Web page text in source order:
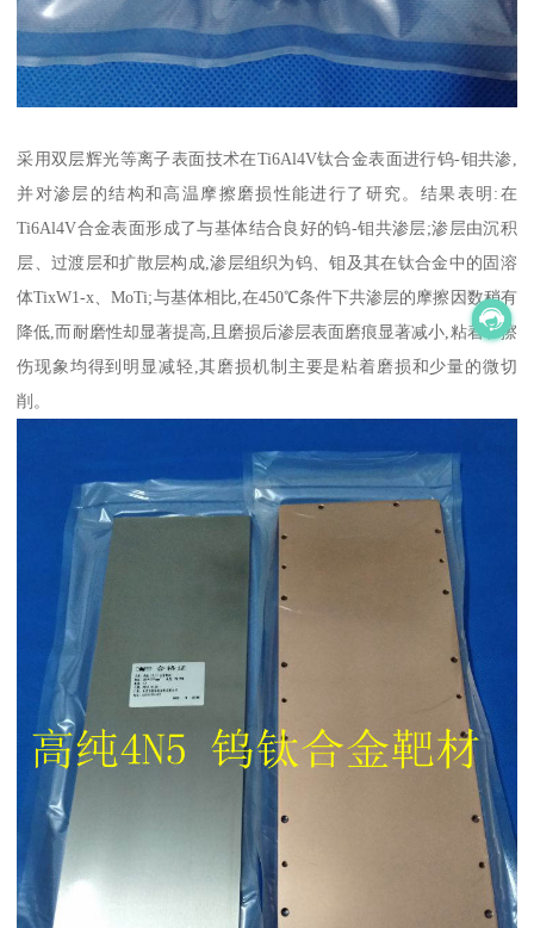
采用双层辉光等离子表面技术在Ti6Al4V钛合金表面进行钨-钼共渗,
并对渗层的结构和高温摩擦磨损性能进行了研究。结果表明:在
Ti6Al4V合金表面形成了与基体结合良好的钨-钼共渗层;渗层由沉积
层、过渡层和扩散层构成,渗层组织为钨、钼及其在钛合金中的固溶
体TixW1-x、MoTi;与基体相比,在450℃条件下共渗层的摩擦因数稍有
降低,而耐磨性却显著提高,且磨损后渗层表面磨痕显著减小,粘着和擦
伤现象均得到明显减轻,其磨损机制主要是粘着磨损和少量的微切
削。